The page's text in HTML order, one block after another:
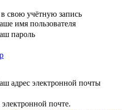
свою учётную запись
имя пользователя
пароль
адрес электронной почты
почте.